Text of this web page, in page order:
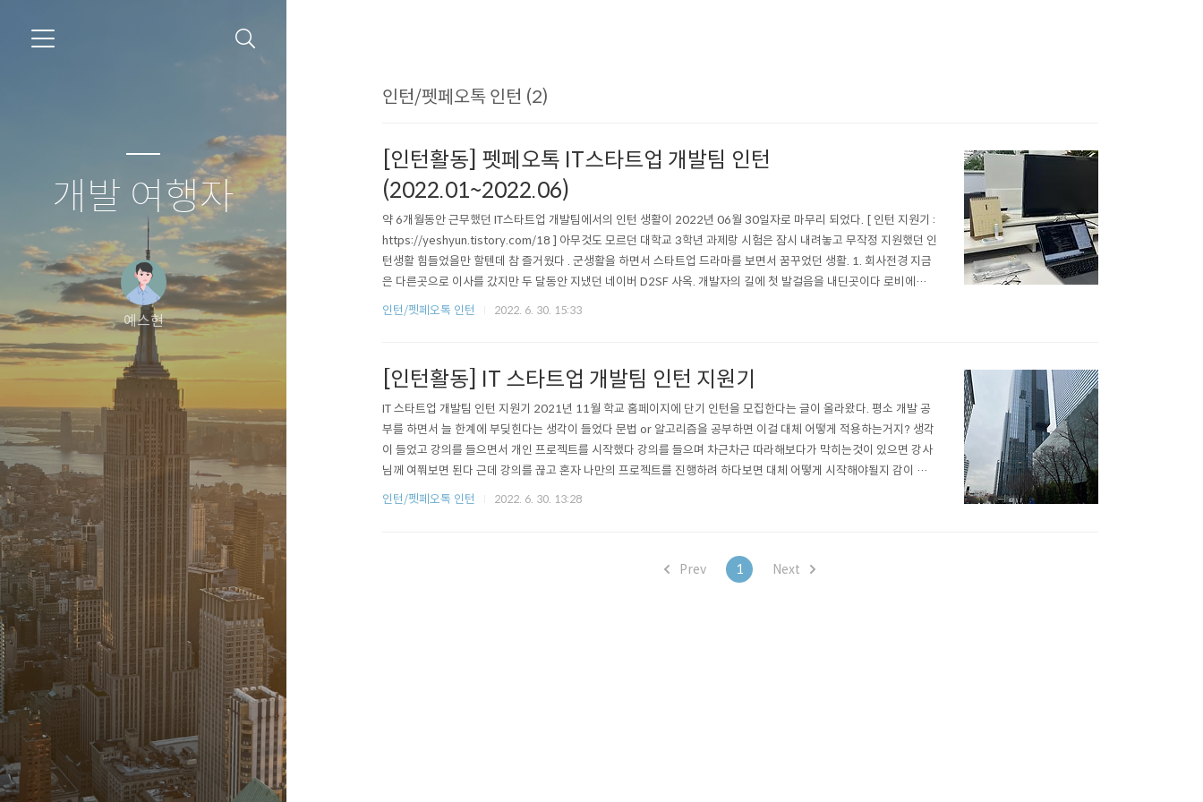
개발 여행자
예스현
인턴/펫페오톡 인턴 (2)
[인턴활동] 펫페오톡 IT스타트업 개발팀 인턴
(2022.01~2022.06)
약 6개월동안 근무했던 IT스타트업 개발팀에서의 인턴 생활이 2022년 06월 30일자로 마무리 되었다. [ 인턴 지원기 :
https://yeshyun.tistory.com/18 ] 아무것도 모르던 대학교 3학년 과제랑 시험은 잠시 내려놓고 무작정 지원했던 인
턴생활 힘들었을만 할텐데 참 즐거웠다 . 군생활을 하면서 스타트업 드라마를 보면서 꿈꾸었던 생활. 1. 회사전경 지금
은 다른곳으로 이사를 갔지만 두 달동안 지냈던 네이버 D2SF 사옥. 개발자의 길에 첫 발걸음을 내딘곳이다 로비에서
OT를 진행하며 현재 회사에서 사용하는여러 협업툴을 설치했다 회사계정도 만들고, 깃허브도 초대 받으면서 본격적
인턴/펫페오톡 인턴 2022. 6. 30. 15:33
[인턴활동] IT 스타트업 개발팀 인턴 지원기
IT 스타트업 개발팀 인턴 지원기 2021년 11월 학교 홈페이지에 단기 인턴을 모집한다는 글이 올라왔다. 평소 개발 공
부를 하면서 늘 한계에 부딪힌다는 생각이 들었다 문법 or 알고리즘을 공부하면 이걸 대체 어떻게 적용하는거지? 생각
이 들었고 강의를 들으면서 개인 프로젝트를 시작했다 강의를 들으며 차근차근 따라해보다가 막히는것이 있으면 강사
님께 여쭤보면 된다 근데 강의를 끊고 혼자 나만의 프로젝트를 진행하려 하다보면 대체 어떻게 시작해야될지 감이 안
잡힌다. 이를 매번 반복하면서 늘 실무를 해보고 싶다는 열망이 마음 한켠에 있었다 그래서 망설이지 않고 과제와 시험
인턴/펫페오톡 인턴 2022. 6. 30. 13:28
Prev 1 Next